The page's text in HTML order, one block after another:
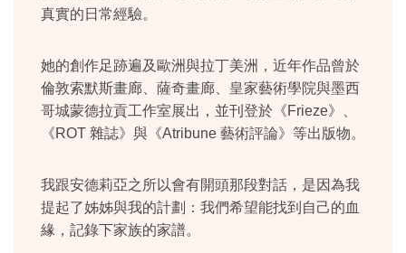
真實的日常經驗。
她的創作足跡遍及歐洲與拉丁美洲，近年作品曾於
倫敦索默斯畫廊、薩奇畫廊、皇家藝術學院與墨西
哥城蒙德拉貢工作室展出，並刊登於《Frieze》、
《ROT 雜誌》與《Atribune 藝術評論》等出版物。
我跟安德莉亞之所以會有開頭那段對話，是因為我
提起了姊姊與我的計劃：我們希望能找到自己的血
緣，記錄下家族的家譜。